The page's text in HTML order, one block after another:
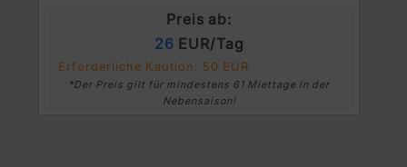
Preis ab:
26 EUR/Tag
Erforderliche Kaution: 50 EUR
*Der Preis gilt für mindestens 61 Miettage in der
Nebensaison!